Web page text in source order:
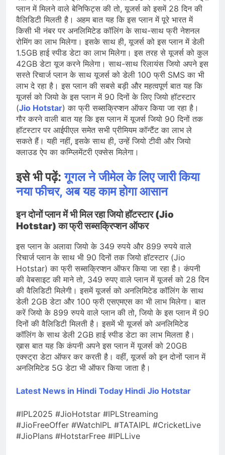
प्लान में मिलने वाले बेनिफिट्स की तो, यूजर्स को इसमें 28 दिन की
वैलिडिटी मिलती है। अहम बात यह कि इस प्लान में पूरे भारत में
किसी भी नंबर पर अनलिमिटेड कॉलिंग के साथ-साथ फ्री नेशनल
रोमिंग का लाभ मिलेगा। इसके साथ ही, यूजर्स को इस प्लान में डेली
1.5GB हाई स्पीड डेटा का लाभ मिलेगा। इस तरह से यूजर्स को कुल
42GB डेटा यूज करने मिलेगा। साथ-साथ रिलायंस जियो अपने इस
सस्ते रिचार्ज प्लान के साथ यूजर्स को डेली 100 फ्री SMS का भी
लाभ दे रहा है। इस प्लान की सबसे बड़ी और महत्वपूर्ण बात यह कि
यूजर्स को जियो के इस प्लान में 90 दिनों के लिए जियो हॉटस्टार
(Jio Hotstar) का फ्री सब्सक्रिप्शन ऑफर किया जा रहा है।
गौर करने वाली बात यह कि इस प्लान में यूजर्स जियो 90 दिनों तक
हॉटस्टार पर आईपीएल समेत सभी प्रीमियम कॉन्टैंट का लाभ ले
सकते हैं। यही नहीं, इसके साथ ही, उन्हें जियो टीवी और जियो
क्लाउड ऐप का कम्प्लिमेंटरी एक्सेस मिलेगा।
इसे भी पढ़ें:गूगल ने जीमेल के लिए जारी किया
नया फीचर, अब यह काम होगा आसान
इन दोनों प्लान में भी मिल रहा जियो हॉटस्टार (Jio
Hotstar) का फ्री सब्सक्रिप्शन ऑफर
इस प्लान के अलावा जियो के 349 रुपये और 899 रुपये वाले
रिचार्ज प्लान के साथ भी 90 दिनों तक जियो हॉटस्टार (Jio
Hotstar) का फ्री सब्सक्रिप्शन ऑफर किया जा रहा है। कंपनी
की वेबसाइट की माने तो, 349 रुपए वाले प्लान में यूजर्स को 28 दिन
की वैलिडिटी मिलेगी। इसमें यूजर्स को अनलिमिटेड कॉलिंग के साथ
डेली 2GB डेटा और 100 फ्री एसएमएस का भी लाभ मिलेगा। बात
करें जियो के 899 रुपये वाले प्लान की तो, जियो के इस प्लान में 90
दिनों की वैलिडिटी मिलती है। इसमें भी यूजर्स को अनलिमिटेड
कॉलिंग के साथ डेली 2GB हाई स्पीड डेटा का लाभ मिलता है।
ख़ास बात यह कि कंपनी अपने इस प्लान में यूजर्स को 20GB
एक्स्ट्रा डेटा ऑफर कर करती है। वहीं, यूजर्स को इन दोनों प्लान में
अनलिमिटेड 5G डेटा भी ऑफर किया जाता है।
Latest News in Hindi Today Hindi Jio Hotstar
#IPL2025 #JioHotstar #IPLStreaming
#JioFreeOffer #WatchIPL #TATAIPL #CricketLive
#JioPlans #HotstarFree #IPLLive